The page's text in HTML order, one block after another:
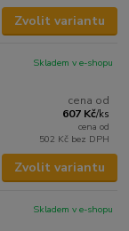
Zvolit variantu
cena od
607 Kč/ks
cena od
502 Kč bez DPH
Skladem v e-shopu
Zvolit variantu
Skladem v e-shopu